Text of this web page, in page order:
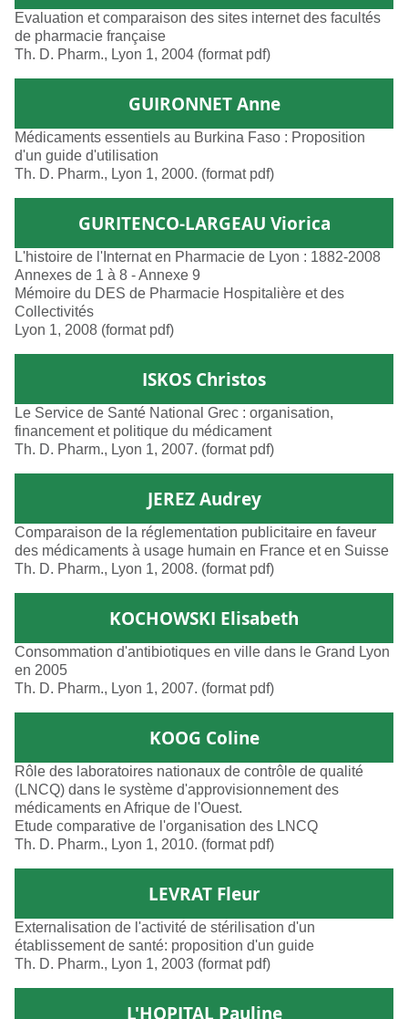
Evaluation et comparaison des sites internet des facultés
de pharmacie française
Th. D. Pharm., Lyon 1, 2004 (format pdf)
GUIRONNET Anne
Médicaments essentiels au Burkina Faso : Proposition
d'un guide d'utilisation
Th. D. Pharm., Lyon 1, 2000. (format pdf)
GURITENCO-LARGEAU Viorica
L'histoire de l'Internat en Pharmacie de Lyon : 1882-2008
Annexes de 1 à 8 -Annexe 9
Mémoire du DES de Pharmacie Hospitalière et des
Collectivités
Lyon 1, 2008 (format pdf)
ISKOS Christos
Le Service de Santé National Grec : organisation,
financement et politique du médicament
Th. D. Pharm., Lyon 1, 2007. (format pdf)
JEREZ Audrey
Comparaison de la réglementation publicitaire en faveur
des médicaments à usage humain en France et en Suisse
Th. D. Pharm., Lyon 1, 2008. (format pdf)
KOCHOWSKI Elisabeth
Consommation d'antibiotiques en ville dans le Grand Lyon
en 2005
Th. D. Pharm., Lyon 1, 2007. (format pdf)
KOOG Coline
Rôle des laboratoires nationaux de contrôle de qualité
(LNCQ) dans le système d'approvisionnement des
médicaments en Afrique de l'Ouest.
Etude comparative de l'organisation des LNCQ
Th. D. Pharm., Lyon 1, 2010. (format pdf)
LEVRAT Fleur
Externalisation de l'activité de stérilisation d'un
établissement de santé: proposition d'un guide
Th. D. Pharm., Lyon 1, 2003 (format pdf)
L'HOPITAL Pauline